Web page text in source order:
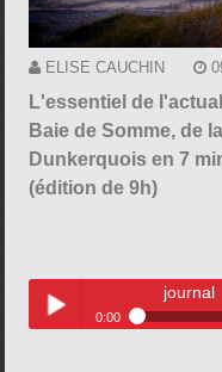
ELISE CAUCHIN
L'essentiel de
Baie de Somme, de
Dunkerquois en 7
(édition de 9h)
journal
0:00